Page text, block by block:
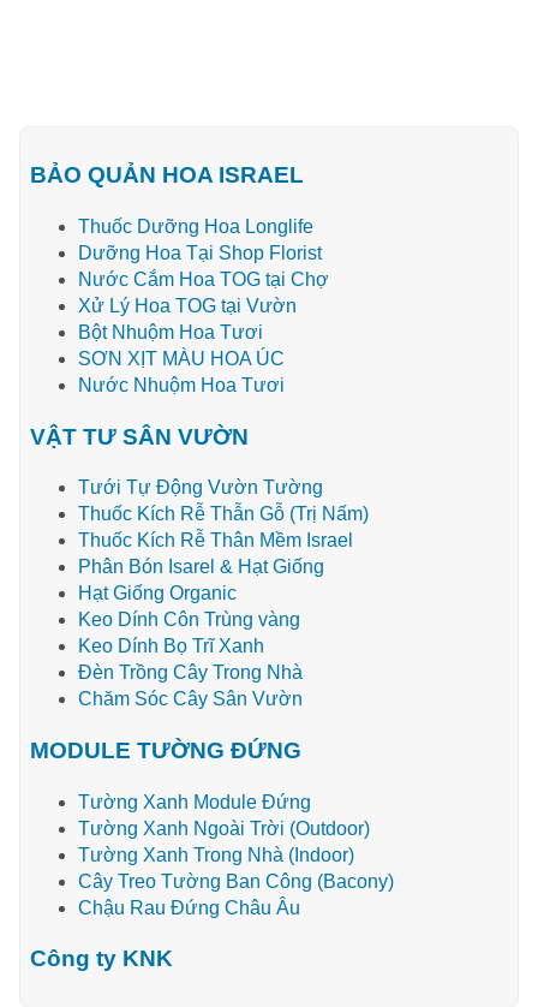
BẢO QUẢN HOA ISRAEL
Thuốc Dưỡng Hoa Longlife
Dưỡng Hoa Tại Shop Florist
Nước Cắm Hoa TOG tại Chợ
Xử Lý Hoa TOG tại Vườn
Bột Nhuộm Hoa Tươi
SƠN XỊT MÀU HOA ÚC
Nước Nhuộm Hoa Tươi
VẬT TƯ SÂN VƯỜN
Tưới Tự Động Vườn Tường
Thuốc Kích Rễ Thẫn Gỗ (Trị Nấm)
Thuốc Kích Rễ Thân Mềm Israel
Phân Bón Isarel & Hạt Giống
Hạt Giống Organic
Keo Dính Côn Trùng vàng
Keo Dính Bọ Trĩ Xanh
Đèn Trồng Cây Trong Nhà
Chăm Sóc Cây Sân Vườn
MODULE TƯỜNG ĐỨNG
Tường Xanh Module Đứng
Tường Xanh Ngoài Trời (Outdoor)
Tường Xanh Trong Nhà (Indoor)
Cây Treo Tường Ban Công (Bacony)
Chậu Rau Đứng Châu Âu
Công ty KNK